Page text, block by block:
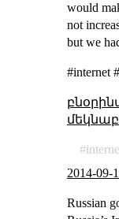
would
not
but we
#internet
2014-09-
Russian